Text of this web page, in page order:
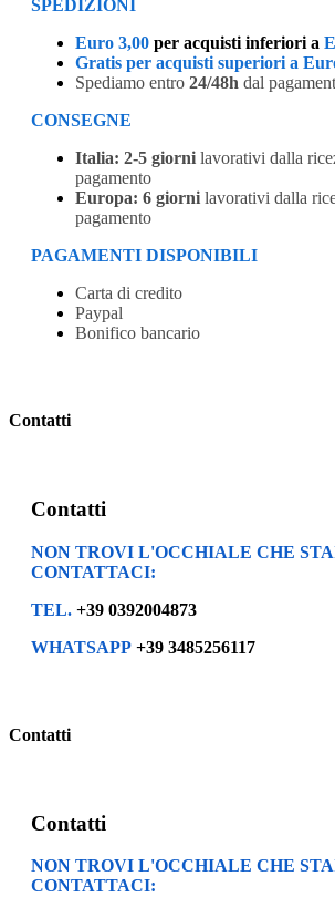
SPEDIZIONI
Euro 3,00 per acquisti inferiori a
Gratis per acquisti superiori a
Spediamo entro 24/48h dal
CONSEGNE
Italia: 2-5 giorni lavorativi dalla
pagamento
Europa: 6 giorni lavorativi dalla
pagamento
PAGAMENTI DISPONIBILI
Carta di credito
Paypal
Bonifico bancario
Contatti
Contatti
NON TROVI L'OCCHIALE CHE
CONTATTACI:
TEL. +39 0392004873
WHATSAPP +39 3485256117
Contatti
Contatti
NON TROVI L'OCCHIALE CHE
CONTATTACI: